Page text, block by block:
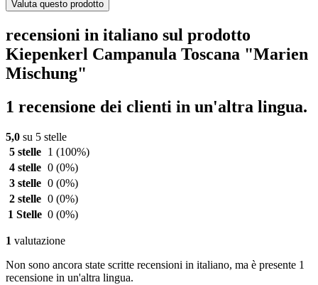
Valuta questo prodotto
recensioni in italiano sul prodotto
Kiepenkerl Campanula Toscana "Marien
Mischung"
1 recensione dei clienti in un'altra lingua.
5,0 su 5 stelle
5 stelle
1 (100%)
4 stelle 0 (0%)
3 stelle 0 (0%)
2 stelle 0 (0%)
1 Stelle 0 (0%)
1 valutazione
Non sono ancora state scritte recensioni in italiano, ma è presente 1
recensione in un'altra lingua.